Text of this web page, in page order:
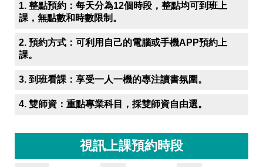
1. 整點預約：每天分為12個時段，整點均可到班上
課，無點數和時數限制。
2. 預約方式：可利用自己的電腦或手機APP預約上
課。
3. 到班看課：享受一人一機的專注讀書氛圍。
4. 雙師資：重點專業科目，採雙師資自由選。
視訊上課預約時段